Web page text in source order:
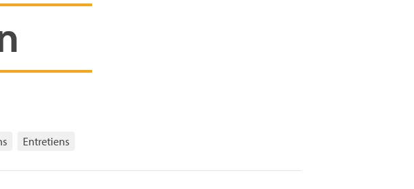
Entretiens